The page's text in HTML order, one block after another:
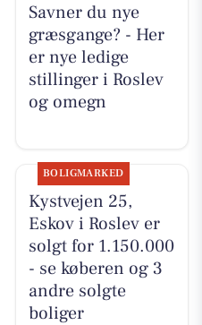
Savner du nye
græsgange? - Her
er nye ledige
stillinger i Roslev
og omegn
BOLIGMARKED
Kystvejen 25,
Eskov i Roslev er
solgt for 1.150.000
- se køberen og 3
andre solgte
boliger